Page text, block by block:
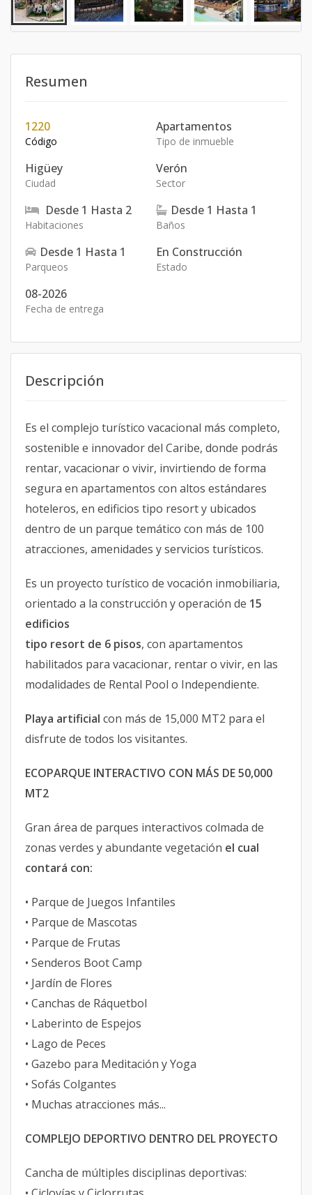
Resumen
1220
Código
Apartamentos
Tipo de inmueble
Higüey
Ciudad
Verón
Sector
Desde 1 Hasta 2
Habitaciones
Desde 1 Hasta 1
Baños
Desde 1 Hasta 1
Parqueos
En Construcción
Estado
08-2026
Fecha de entrega
Descripción
Es el complejo turístico vacacional más completo,
sostenible e innovador del Caribe, donde podrás
rentar, vacacionar o vivir, invirtiendo de forma
segura en apartamentos con altos estándares
hoteleros, en edificios tipo resort y ubicados
dentro de un parque temático con más de 100
atracciones, amenidades y servicios turísticos.
Es un proyecto turístico de vocación inmobiliaria,
orientado a la construcción y operación de 15
edificios
tipo resort de 6 pisos, con apartamentos
habilitados para vacacionar, rentar o vivir, en las
modalidades de Rental Pool o Independiente.
Playa artificial con más de 15,000 MT2 para el
disfrute de todos los visitantes.
ECOPARQUE INTERACTIVO CON MÁS DE 50,000
MT2
Gran área de parques interactivos colmada de
zonas verdes y abundante vegetación el cual
contará con:
• Parque de Juegos Infantiles
• Parque de Mascotas
• Parque de Frutas
• Senderos Boot Camp
• Jardín de Flores
• Canchas de Ráquetbol
• Laberinto de Espejos
• Lago de Peces
• Gazebo para Meditación y Yoga
• Sofás Colgantes
• Muchas atracciones más...
COMPLEJO DEPORTIVO DENTRO DEL PROYECTO
Cancha de múltiples disciplinas deportivas: